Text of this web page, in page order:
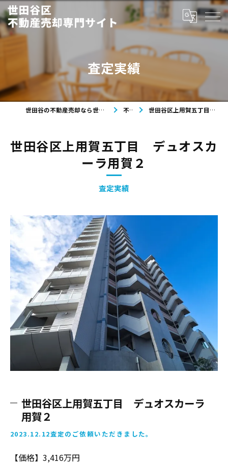
査定実績
世田谷の不動産売却なら世田谷区不動産売却専門サイト 不動産 世田谷区上用賀五丁目 デュオスカーラ用賀２
査定実績
世田谷区上用賀五丁目 デュオスカ
ーラ用賀２
世田谷区上用賀五丁目 デュオスカーラ
用賀２
2023.12.12査定のご依頼いただきました。
【価格】3,416万円